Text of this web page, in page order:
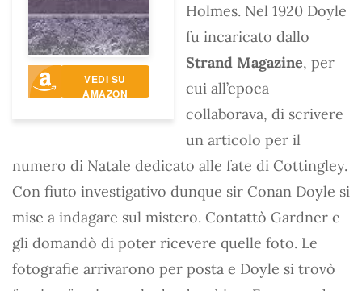
VEDI SU
AMAZON
Holmes. Nel 1920 Doyle
fu incaricato dallo
Strand Magazine, per
cui all’epoca
collaborava, di scrivere
un articolo per il
numero di Natale dedicato alle fate di Cottingley.
Con fiuto investigativo dunque sir Conan Doyle si
mise a indagare sul mistero. Contattò Gardner e
gli domandò di poter ricevere quelle foto. Le
fotografie arrivarono per posta e Doyle si trovò